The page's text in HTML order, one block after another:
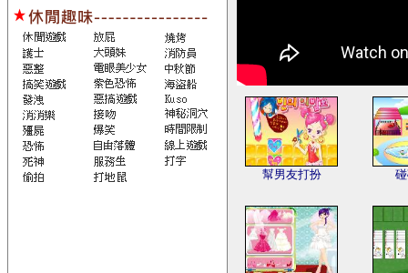
幫男友打扮